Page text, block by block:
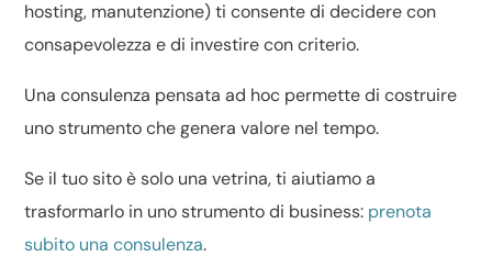
hosting, manutenzione) ti consente di decidere con
consapevolezza e di investire con criterio.
Una consulenza pensata ad hoc permette di costruire
uno strumento che genera valore nel tempo.
Se il tuo sito è solo una vetrina, ti aiutiamo a
trasformarlo in uno strumento di business: prenota
subito una consulenza.